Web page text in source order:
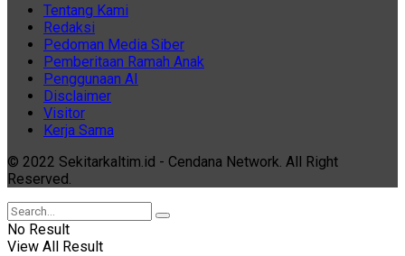
Tentang Kami
Redaksi
Pedoman Media Siber
Pemberitaan Ramah Anak
Penggunaan AI
Disclaimer
Visitor
Kerja Sama
© 2022 Sekitarkaltim.id - Cendana Network. All Right
Reserved.
No Result
View All Result